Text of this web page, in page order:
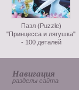
Пазл (Puzzle)
"Принцесса и лягушка"
- 100 деталей
Навигация
разделы сайта